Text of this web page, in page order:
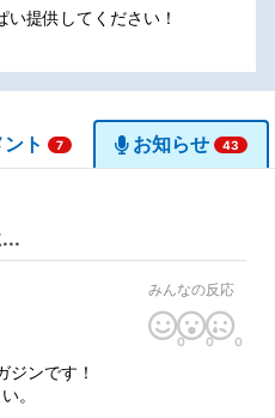
い提供してください！
ト 7 お知らせ 43
みんなの反応
0 0 0
ジンです！
。